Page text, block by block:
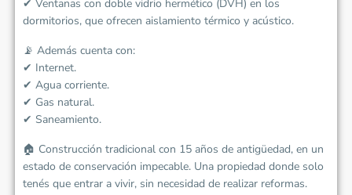
✔ Ventanas con doble vidrio hermético (DVH) en los
dormitorios, que ofrecen aislamiento térmico y acústico.
📡 Además cuenta con:
✔ Internet.
✔ Agua corriente.
✔ Gas natural.
✔ Saneamiento.
🏠 Construcción tradicional con 15 años de antigüedad, en un
estado de conservación impecable. Una propiedad donde solo
tenés que entrar a vivir, sin necesidad de realizar reformas.